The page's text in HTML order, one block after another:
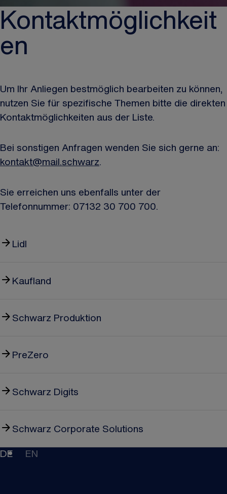
Kontaktmöglichkeit
en
Um Ihr Anliegen bestmöglich bearbeiten zu können,
nutzen Sie für spezifische Themen bitte die direkten
Kontaktmöglichkeiten aus der Liste.
Bei sonstigen Anfragen wenden Sie sich gerne an:
kontakt@mail.schwarz.
Sie erreichen uns ebenfalls unter der
Telefonnummer: 07132 30 700 700.
Lidl
Kaufland
Schwarz Produktion
PreZero
Schwarz Digits
Schwarz Corporate Solutions
DE
EN